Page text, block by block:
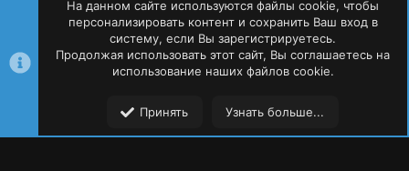
Политика конфиденциальности
Помощь
R
S
S
©Oxide Россия2015-2026
На данном сайте используются файлы cookie, чтобы
персонализировать контент и сохранить Ваш вход в
систему, если Вы зарегистрируетесь.
Продолжая использовать этот сайт, Вы соглашаетесь на
использование наших файлов cookie.
Принять Узнать больше...